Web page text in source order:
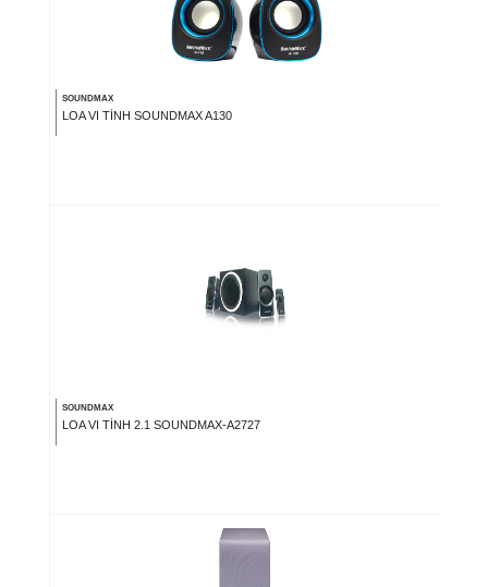
SOUNDMAX
LOA VI TÍNH SOUNDMAX A130
SOUNDMAX
LOA VI TÍNH 2.1 SOUNDMAX-A2727